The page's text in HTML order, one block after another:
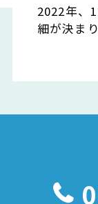
2022年、
細が決ま